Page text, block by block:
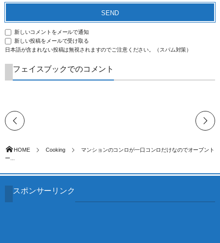
新しいコメントをメールで通知
新しい投稿をメールで受け取る
日本語が含まれない投稿は無視されますのでご注意ください。（スパム対策）
フェイスブックでのコメント
HOME Cooking
マンションのコンロが一口コンロだけなのでオーブント
ー...
スポンサーリンク